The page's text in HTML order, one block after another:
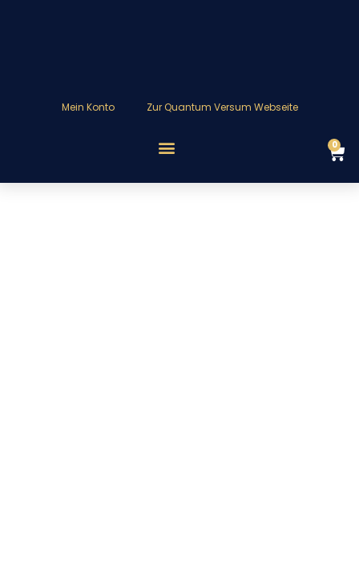
Mein Konto Zur Quantum Versum Webseite
0